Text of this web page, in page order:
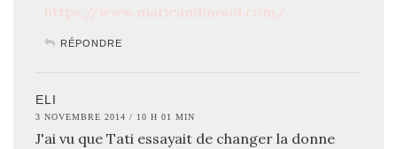
https://www.marieandmood.com/
RÉPONDRE
ELI
3 NOVEMBRE 2014 / 10 H 01 MIN
J'ai vu que Tati essayait de changer la donne